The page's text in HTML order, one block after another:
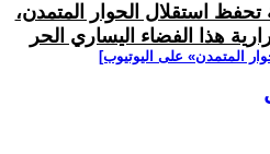
تحفظ استقلال الحوار المتمدن،
هذا الفضاء اليساري الحر
المتمدن» على اليوتيوب]